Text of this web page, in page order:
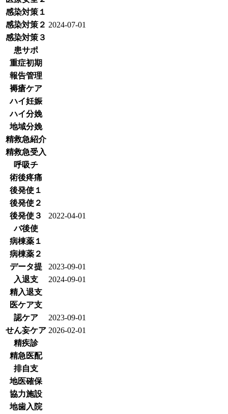
感染対策１
感染対策２ 2024-07-01
感染対策３
患サポ
重症初期
報告管理
褥瘡ケア
ハイ妊娠
ハイ分娩
地域分娩
精救急紹介
精救急受入
呼吸チ
術後疼痛
後発使１
後発使２
後発使３
2022-04-01
バ後使
病棟薬１
病棟薬２
データ提
2023-09-01
入退支
2024-09-01
精入退支
医ケア支
認ケア
2023-09-01
せん妄ケア 2026-02-01
精疾診
精急医配
排自支
地医確保
協力施設
地歯入院